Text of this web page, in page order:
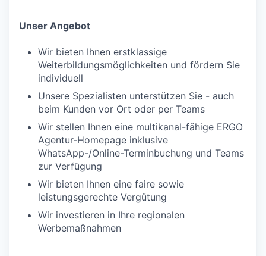
Unser Angebot
Wir bieten Ihnen erstklassige
Weiterbildungsmöglichkeiten und fördern Sie
individuell
Unsere Spezialisten unterstützen Sie - auch
beim Kunden vor Ort oder per Teams
Wir stellen Ihnen eine multikanal-fähige ERGO
Agentur-Homepage inklusive
WhatsApp-/Online-Terminbuchung und Teams
zur Verfügung
Wir bieten Ihnen eine faire sowie
leistungsgerechte Vergütung
Wir investieren in Ihre regionalen
Werbemaßnahmen